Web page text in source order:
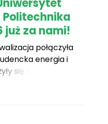
Politechnika
już za nami!
połączyła
energia i
się na realne
Fundacji Mam